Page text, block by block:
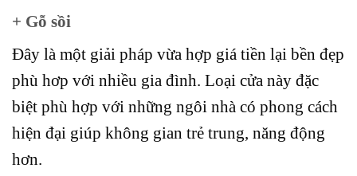
+ Gỗ sồi
Đây là một giải pháp vừa hợp giá tiền lại bền đẹp
phù hơp với nhiều gia đình. Loại cửa này đặc
biệt phù hợp với những ngôi nhà có phong cách
hiện đại giúp không gian trẻ trung, năng động
hơn.